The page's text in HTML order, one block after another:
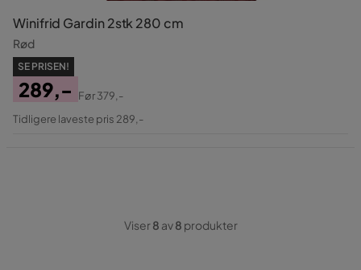
Winifrid Gardin 2stk 280 cm
Rød
SE PRISEN!
Pris
289,-
Original
Før379,-
Tidligere laveste pris 289,-
Viser8 av8 produkter